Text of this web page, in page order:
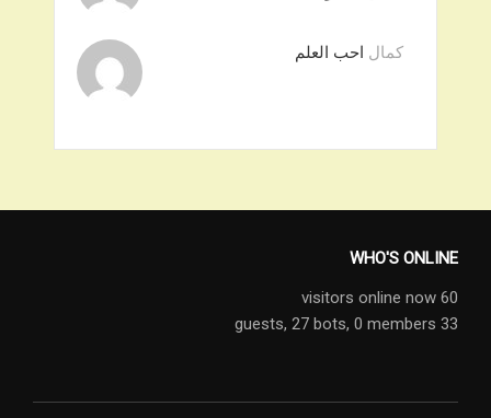
كمال احب العلم
WHO'S ONLINE
60 visitors online now
33 guests,
27 bots, 0 members